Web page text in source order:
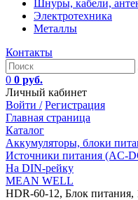
Шнуры, кабели,
Электротехника
Металлы
Контакты
0 0 руб.
Личный кабинет
Войти / Регистрация
Главная страница
Каталог
Аккумуляторы, блоки
Источники питания (AC-
На DIN-рейку
MEAN WELL
HDR-60-12, Блок